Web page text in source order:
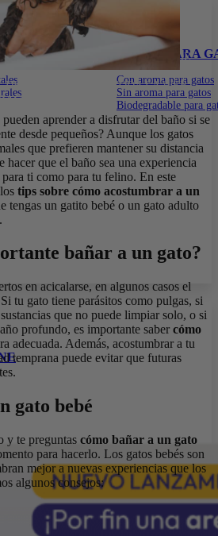
PARA GATOS ARENA PARA
Con aroma para gatos
Sin aroma para gatos
Biodegradable para
LA WEB CON EL CÓDIGO:
DE DESCUENTO EN TODA LA WEB
•15% DE DESCUENTO EN
PRIMERACOMPRA •
15% DE
WEB CON EL CÓDIGO:
DE DESCUENTO EN TODA LA WEB
aprender a disfrutar del baño si se
desde pequeños? Aunque los gatos
que prefieren mantener su distancia
hacer que el baño sea una experiencia
ti como para tu felino. En este
tips sobre cómo acostumbrar a un
tengas un gatito bebé o un gato adulto
bañar a un gato?
en acicalarse, en algunos casos el
tu gato tiene parásitos como pulgas, si
que no puede limpiar solo, o si
profundo, es importante saber cómo
adecuada. Además, acostumbrar a tu
temprana puede evitar que futuras
gato bebé
y te preguntas cómo bañar a un gato
para hacerlo. Los gatos bebés son
mejor a nuevas experiencias que los
algunos consejos: